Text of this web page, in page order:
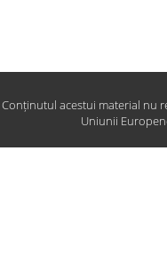
Conținutul acestui material nu
Uniunii